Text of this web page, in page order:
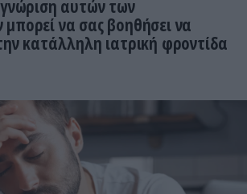
αυτών των
να σας βοηθήσει να
κατάλληλη ιατρική φροντίδα